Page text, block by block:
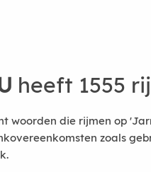
heeft 1555
woorden die rijmen op
zoals